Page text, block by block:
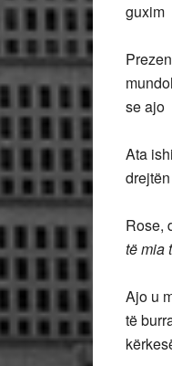
guxim
se ajo
Ata
Rose,
të mia
Ajo u
të